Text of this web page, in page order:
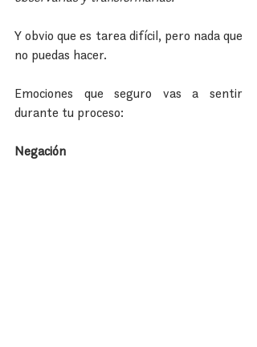
Y obvio que es tarea difícil, pero nada que
no puedas hacer.
Emociones que seguro vas a sentir
durante tu proceso:
Negación